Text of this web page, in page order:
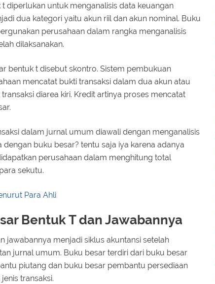
diperlukan untuk menganalisis data keuangan
dua kategori yaitu akun riil dan akun nominal. Buku
perusahaan dalam rangka menganalisis
dilaksanakan.
bentuk t disebut skontro. Sistem pembukuan
mencatat bukti transaksi dalam dua akun atau
diarea kiri. Kredit artinya proses mencatat
dalam jurnal umum diawali dengan menganalisis
dengan buku besar? tentu saja iya karena adanya
perusahaan dalam menghitung total
sekutu.
Para Ahli
Bentuk T dan Jawabannya
jawabannya menjadi siklus akuntansi setelah
jurnal umum. Buku besar terdiri dari buku besar
piutang dan buku besar pembantu persediaan
transaksi.